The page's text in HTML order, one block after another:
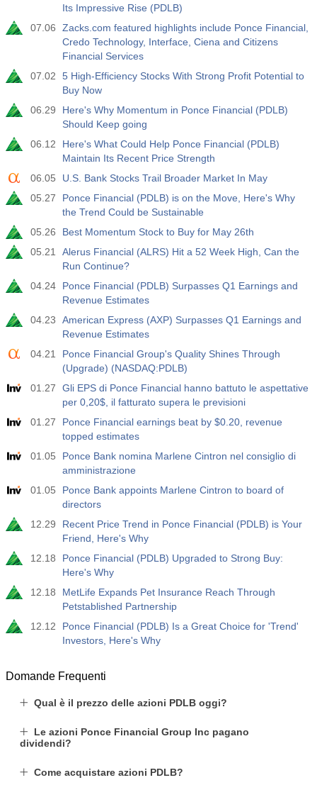
Its Impressive Rise (PDLB)
07.06
Zacks.com featured highlights include Ponce Financial,
Credo Technology, Interface, Ciena and Citizens
Financial Services
07.02
5 High-Efficiency Stocks With Strong Profit Potential to
Buy Now
06.29
Here's Why Momentum in Ponce Financial (PDLB)
Should Keep going
06.12
Here's What Could Help Ponce Financial (PDLB)
Maintain Its Recent Price Strength
06.05
U.S. Bank Stocks Trail Broader Market In May
05.27
Ponce Financial (PDLB) is on the Move, Here's Why
the Trend Could be Sustainable
05.26
Best Momentum Stock to Buy for May 26th
05.21
Alerus Financial (ALRS) Hit a 52 Week High, Can the
Run Continue?
04.24
Ponce Financial (PDLB) Surpasses Q1 Earnings and
Revenue Estimates
04.23
American Express (AXP) Surpasses Q1 Earnings and
Revenue Estimates
04.21
Ponce Financial Group's Quality Shines Through
(Upgrade) (NASDAQ:PDLB)
01.27
Gli EPS di Ponce Financial hanno battuto le aspettative
per 0,20$, il fatturato supera le previsioni
01.27
Ponce Financial earnings beat by $0.20, revenue
topped estimates
01.05
Ponce Bank nomina Marlene Cintron nel consiglio di
amministrazione
01.05
Ponce Bank appoints Marlene Cintron to board of
directors
12.29
Recent Price Trend in Ponce Financial (PDLB) is Your
Friend, Here's Why
12.18
Ponce Financial (PDLB) Upgraded to Strong Buy:
Here's Why
12.18
MetLife Expands Pet Insurance Reach Through
Petstablished Partnership
12.12
Ponce Financial (PDLB) Is a Great Choice for 'Trend'
Investors, Here's Why
Domande Frequenti
Qual è il prezzo delle azioni PDLB oggi?
Le azioni Ponce Financial Group Inc pagano
dividendi?
Come acquistare azioni PDLB?